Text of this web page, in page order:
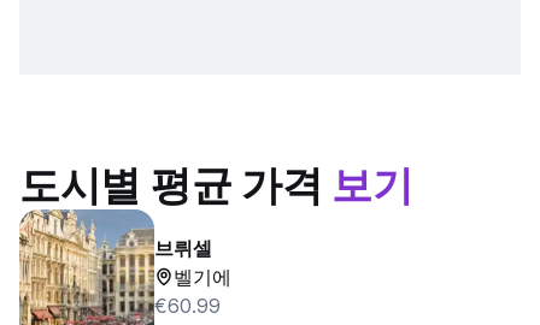
도시별 평균 가격 보기
브뤼셀
벨기에
€60.99